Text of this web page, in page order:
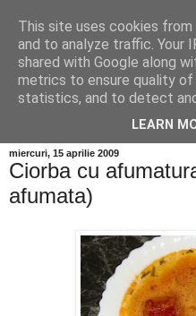
miercuri, 15 aprilie 2009
Ciorba cu
afumata)
This site uses cookies
and to analyze traffic. Your
shared with Google along
metrics to ensure quality of
statistics, and to detect
LEARN